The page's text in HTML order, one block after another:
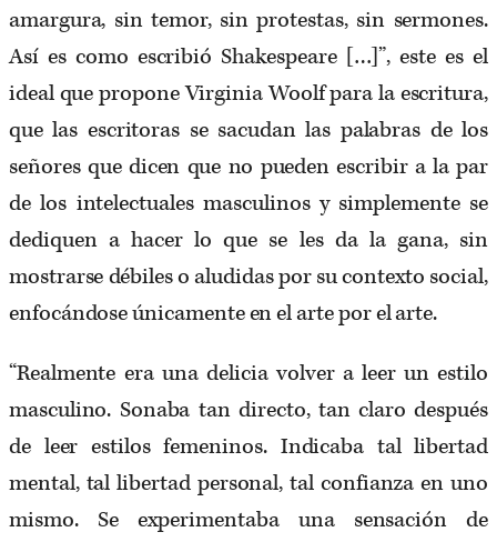
amargura, sin temor, sin protestas, sin sermones.
Así es como escribió Shakespeare […]”, este es el
ideal que propone Virginia Woolf para la escritura,
que las escritoras se sacudan las palabras de los
señores que dicen que no pueden escribir a la par
de los intelectuales masculinos y simplemente se
dediquen a hacer lo que se les da la gana, sin
mostrarse débiles o aludidas por su contexto social,
enfocándose únicamente en el arte por el arte.
“Realmente era una delicia volver a leer un estilo
masculino. Sonaba tan directo, tan claro después
de leer estilos femeninos. Indicaba tal libertad
mental, tal libertad personal, tal confianza en uno
mismo. Se experimentaba una sensación de